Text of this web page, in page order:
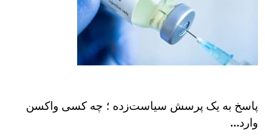
پاسخ به یک پرسش سیاست‌زده ؛ چه کسی واکسن
وارد…